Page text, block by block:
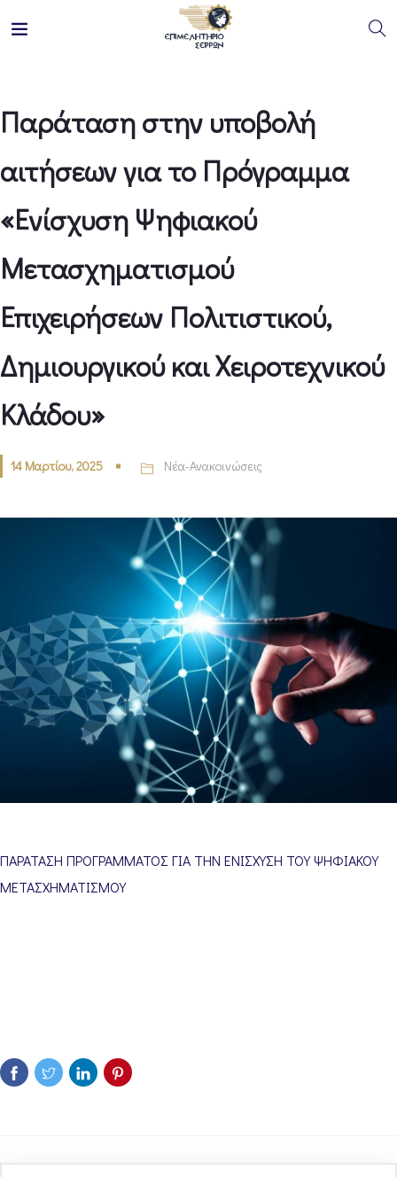
Παράταση στην υποβολή
αιτήσεων για το Πρόγραμμα
«Ενίσχυση Ψηφιακού
Μετασχηματισμού
Επιχειρήσεων Πολιτιστικού,
Δημιουργικού και Χειροτεχνικού
Κλάδου»
14 Μαρτίου, 2025 Νέα-Ανακοινώσεις
ΠΑΡΑΤΑΣΗ ΠΡΟΓΡΑΜΜΑΤΟΣ ΓΙΑ ΤΗΝ ΕΝΙΣΧΥΣΗ ΤΟΥ ΨΗΦΙΑΚΟΥ
ΜΕΤΑΣΧΗΜΑΤΙΣΜΟΥ